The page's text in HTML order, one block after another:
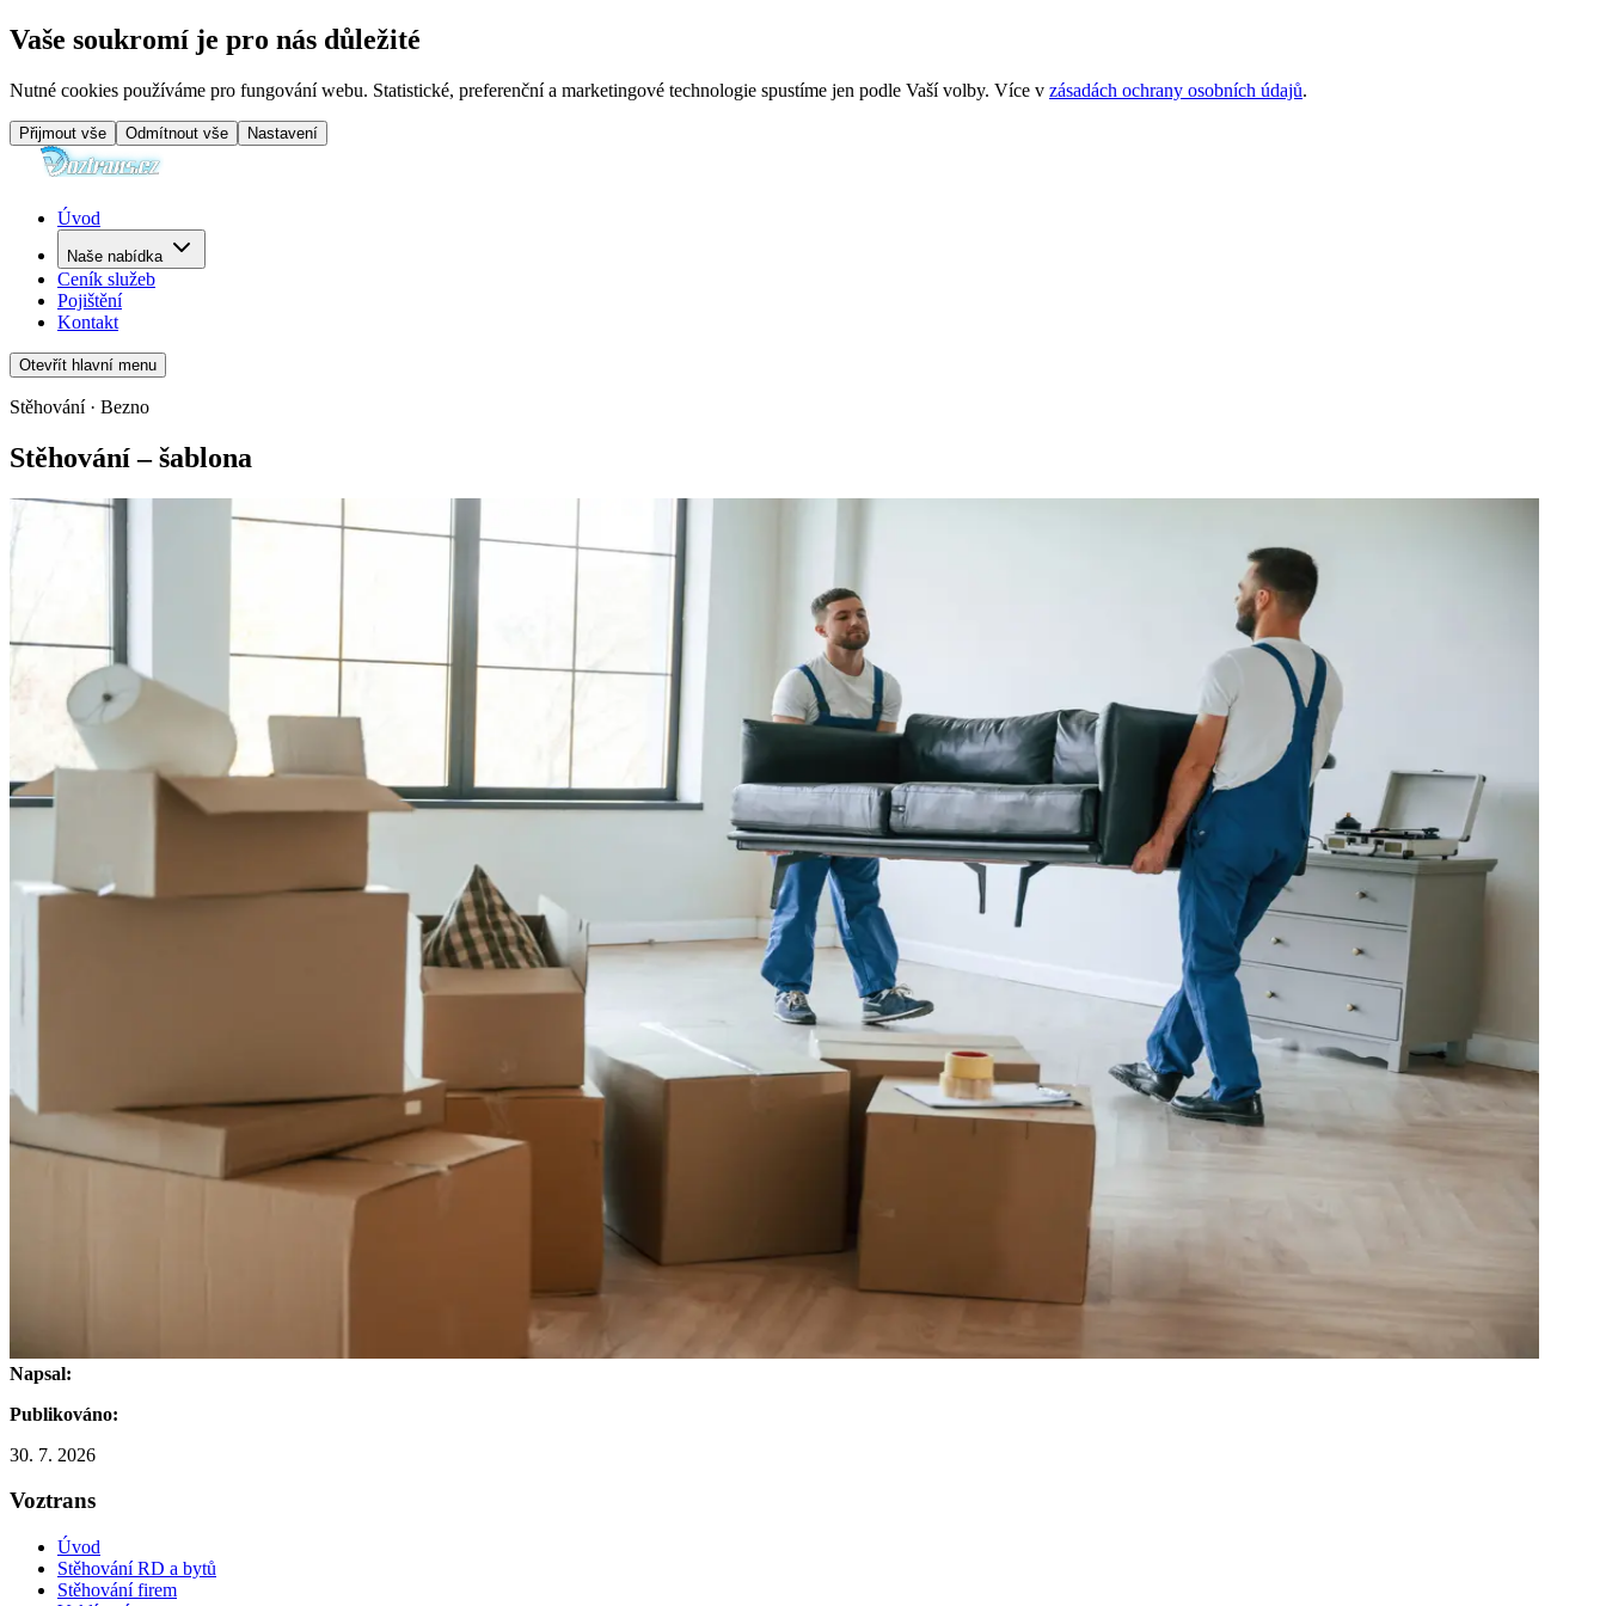
Vaše soukromí je pro nás důležité
Nutné cookies používáme pro fungování webu. Statistické, preferenční a marketingové technologie spustíme jen podle Vaší volby. Více v zásadách ochrany osobních údajů.
Přijmout vše Odmítnout vše Nastavení
Úvod
Naše nabídka
Ceník služeb
Pojištění
Kontakt
Otevřít hlavní menu
Stěhování · Bezno
Stěhování – šablona
Napsal:
Publikováno:
30. 7. 2026
Voztrans
Úvod
Stěhování RD a bytů
Stěhování firem